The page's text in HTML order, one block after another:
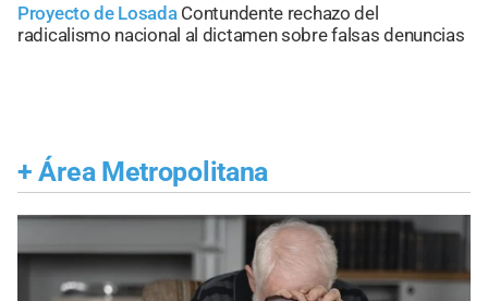
Proyecto de Losada Contundente rechazo del
radicalismo nacional al dictamen sobre falsas denuncias
+ Área Metropolitana